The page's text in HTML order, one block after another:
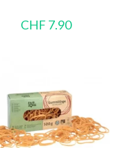
CHF 7.90